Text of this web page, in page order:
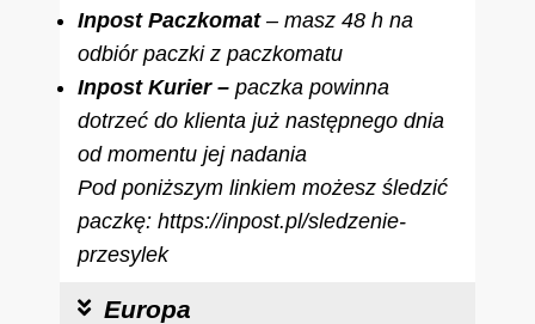
Inpost Paczkomat – masz 48 h na
odbiór paczki z paczkomatu
Inpost Kurier – paczka powinna
dotrzeć do klienta już następnego dnia
od momentu jej nadania
Pod poniższym linkiem możesz śledzić
paczkę: https://inpost.pl/sledzenie-
przesylek
Europa